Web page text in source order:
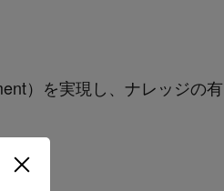
）を実現し、ナレッジの有